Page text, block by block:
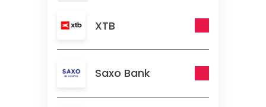
XTB
Saxo Bank